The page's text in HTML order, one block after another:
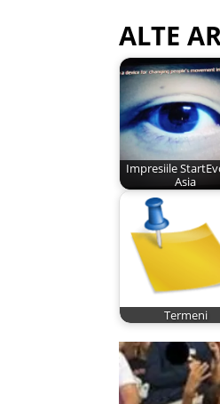
ALTE
Impresiile
Asia
Termeni